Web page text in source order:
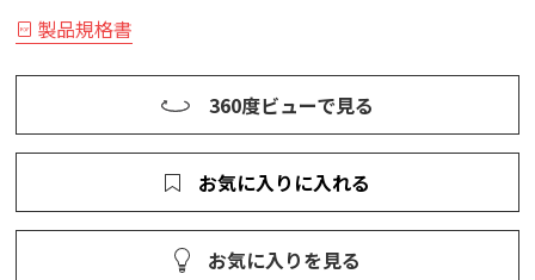
製品規格書
360度ビューで見る
お気に入りに入れる
お気に入りを見る